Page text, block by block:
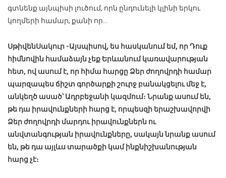
գտնենք այնպիսի լուծում, որն ընդունելի կլինի երկու
կողմերի համար, քանի որ…
ՍթիվենՍակուր -Այսպիսով, ես հասկանում եմ, որ Դուք
հիմնովին համաձայն չեք Երևանում կառավարության
հետ, ով ասում է, որ հիմա հարցը Ձեր ժողովրդի համար
պարզապես ճիշտ գործարքի շուրջ բանակցելու մեջ է,
անկեղծ ասած՝ Ադրբեջանի կազմում։ Նրանք ասում են,
թե դա իրավունքների հարց է, որպեսզի երաշխավորվի
Ձեր ժողովրդի մարդու իրավունքներն ու
անվտանգության իրավունքները, սակայն նրանք ասում
են, թե դա այլևս տարածքի կամ ինքնիշխանության
հարց չէ։